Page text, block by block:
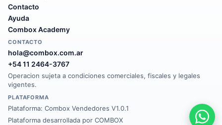
Contacto
Ayuda
Combox Academy
CONTACTO
hola@combox.com.ar
+54 11 2464-3767
Operacion sujeta a condiciones comerciales, fiscales y legales
vigentes.
PLATAFORMA
Plataforma: Combox Vendedores V1.0.1
Plataforma desarrollada por COMBOX